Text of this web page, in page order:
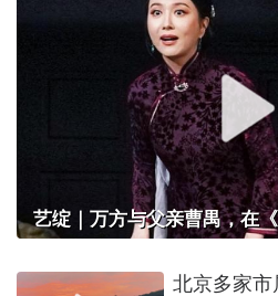
艺绽｜万方与父亲曹禺，在
北京多家